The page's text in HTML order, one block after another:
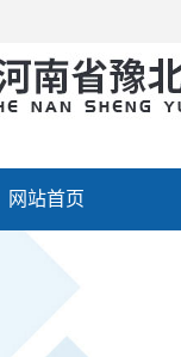
网站首页
厂房设备